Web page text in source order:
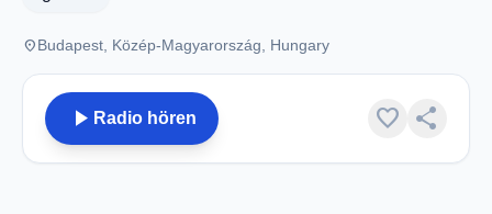
placeBudapest, Közép-Magyarország, Hungary
play_arrow Radio hören favorite share